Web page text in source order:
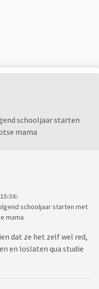
elke vorm van interesse
beschouwt ze als
om te doen wat ze wil,
schooljaar starten
mama
schooljaar starten met
mama
dat ze het zelf wel red,
en loslaten qua studie